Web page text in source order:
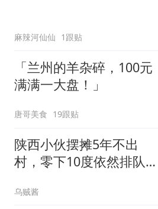
麻辣河仙仙 1跟贴
「兰州的羊杂碎，100元
满满一大盘！」
唐哥美食 19跟贴
陕西小伙摆摊5年不出
村，零下10度依然排队，
乌贼酱